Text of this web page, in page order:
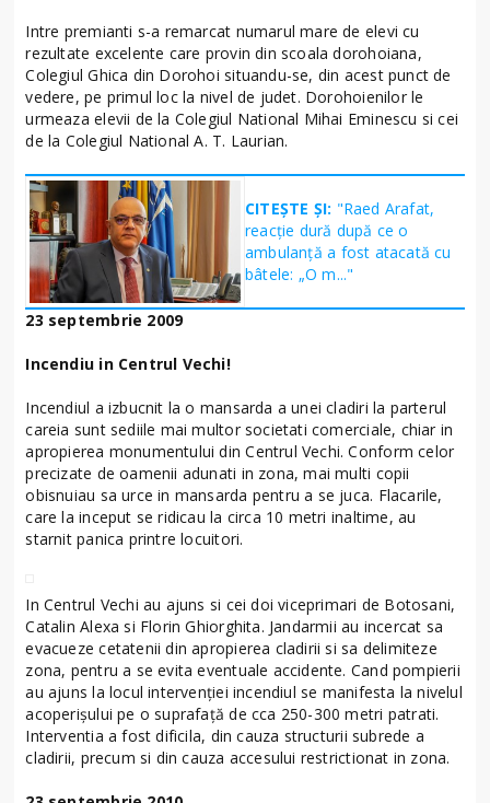
Intre premianti s-a remarcat numarul mare de elevi cu
rezultate excelente care provin din scoala dorohoiana,
Colegiul Ghica din Dorohoi situandu-se, din acest punct de
vedere, pe primul loc la nivel de judet. Dorohoienilor le
urmeaza elevii de la Colegiul National Mihai Eminescu si cei
de la Colegiul National A. T. Laurian.
CITEȘTE ȘI: "Raed Arafat,
reacție dură după ce o
ambulanță a fost atacată cu
bâtele: „O m..."
23 septembrie 2009
Incendiu in Centrul Vechi!
Incendiul a izbucnit la o mansarda a unei cladiri la parterul
careia sunt sediile mai multor societati comerciale, chiar in
apropierea monumentului din Centrul Vechi. Conform celor
precizate de oamenii adunati in zona, mai multi copii
obisnuiau sa urce in mansarda pentru a se juca. Flacarile,
care la inceput se ridicau la circa 10 metri inaltime, au
starnit panica printre locuitori.
In Centrul Vechi au ajuns si cei doi viceprimari de Botosani,
Catalin Alexa si Florin Ghiorghita. Jandarmii au incercat sa
evacueze cetatenii din apropierea cladirii si sa delimiteze
zona, pentru a se evita eventuale accidente. Cand pompierii
au ajuns la locul intervenţiei incendiul se manifesta la nivelul
acoperişului pe o suprafaţă de cca 250-300 metri patrati.
Interventia a fost dificila, din cauza structurii subrede a
cladirii, precum si din cauza accesului restrictionat in zona.